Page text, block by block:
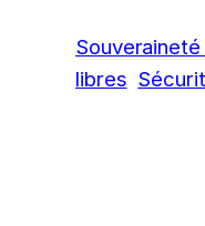
libres